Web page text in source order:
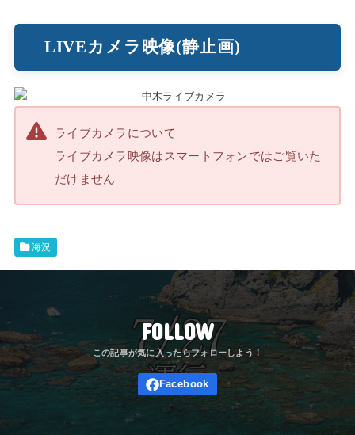
LIVEカメラ映像(静止画)
ライブカメラについて
ライブカメラ映像はスマートフォンではご覧いた
だけません
海況
FOLLOW